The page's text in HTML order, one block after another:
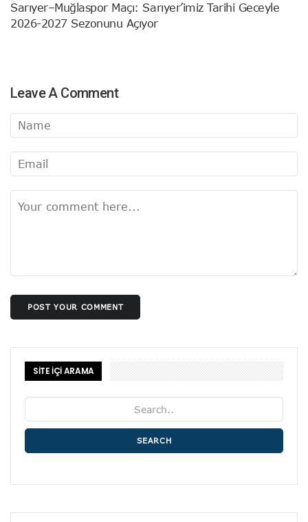
Sarıyer–Muğlaspor Maçı: Sarıyer’imiz Tarihi Geceyle
2026-2027 Sezonunu Açıyor
Leave A Comment
POST YOUR COMMENT
SİTE İÇİ ARAMA
SEARCH